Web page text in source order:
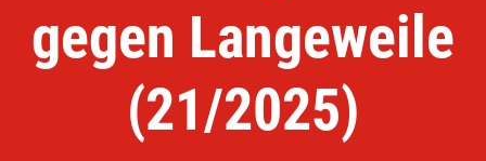
gegen Langeweile
(21/2025)